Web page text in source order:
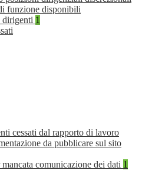
funzione disponibili
dirigenti 1
cessati dal rapporto di lavoro
da pubblicare sul sito
comunicazione dei dati 1